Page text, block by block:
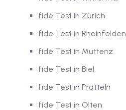
mit Gutschein
mit Gutschein B1
fide Test in Zürich
fide Test in Rheinfelden
fide Test in Muttenz
fide Test in Biel
fide Test in Pratteln
fide Test in Olten